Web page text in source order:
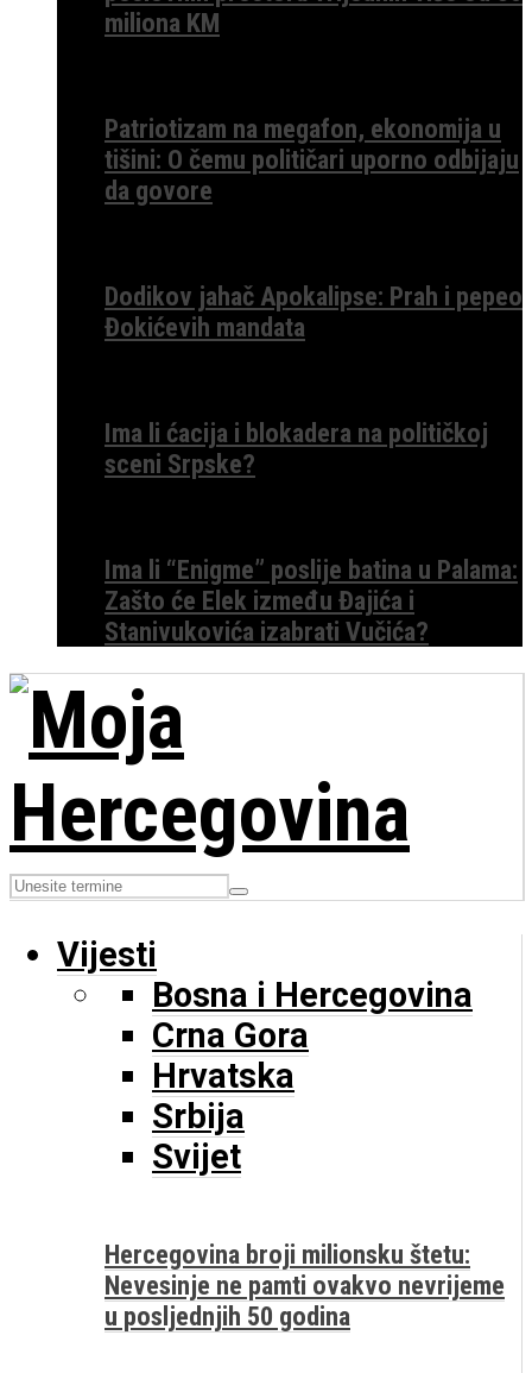
miliona KM
Patriotizam na megafon, ekonomija u
tišini: O čemu političari uporno odbijaju
da govore
Dodikov jahač Apokalipse: Prah i pepeo
Đokićevih mandata
Ima li ćacija i blokadera na političkoj
sceni Srpske?
Ima li “Enigme” poslije batina u Palama:
Zašto će Elek između Đajića i
Stanivukovića izabrati Vučića?
Vijesti
Bosna i Hercegovina
Crna Gora
Hrvatska
Srbija
Svijet
Hercegovina broji milionsku štetu:
Nevesinje ne pamti ovakvo nevrijeme
u posljednjih 50 godina